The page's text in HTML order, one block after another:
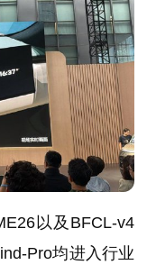
以及BFCL-v4
Pro均进入行业